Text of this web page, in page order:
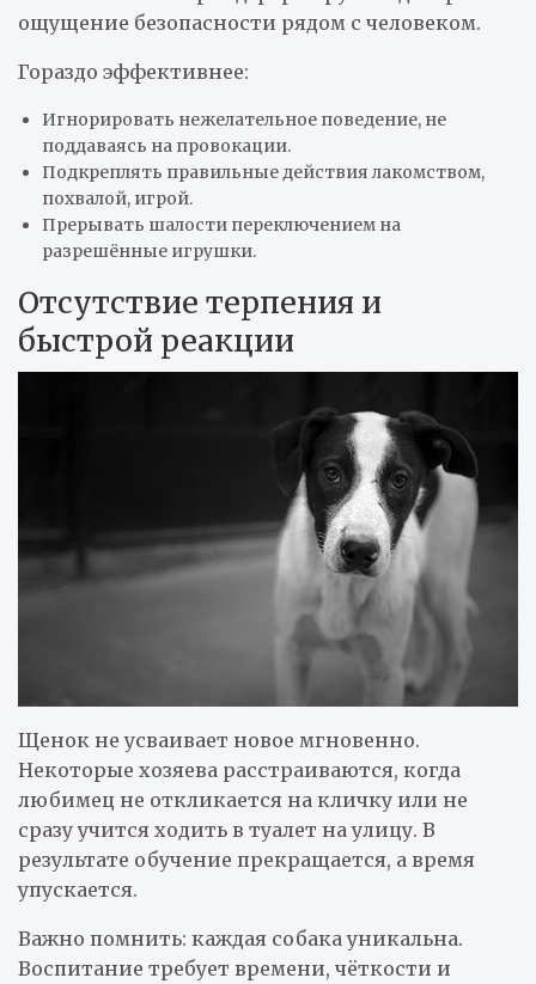
ощущение безопасности рядом с человеком.
Гораздо эффективнее:
Игнорировать нежелательное поведение, не
поддаваясь на провокации.
Подкреплять правильные действия лакомством,
похвалой, игрой.
Прерывать шалости переключением на
разрешённые игрушки.
Отсутствие терпения и
быстрой реакции
Щенок не усваивает новое мгновенно.
Некоторые хозяева расстраиваются, когда
любимец не откликается на кличку или не
сразу учится ходить в туалет на улицу. В
результате обучение прекращается, а время
упускается.
Важно помнить: каждая собака уникальна.
Воспитание требует времени, чёткости и